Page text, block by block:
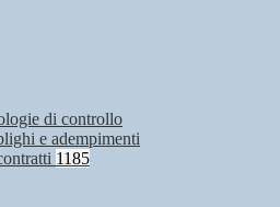
di controllo
e adempimenti
1185